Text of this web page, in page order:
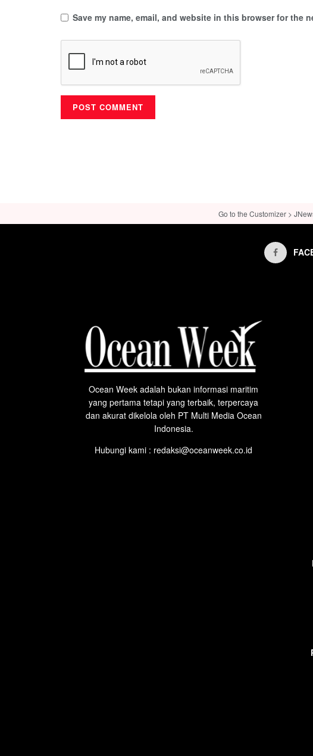
Save my name, email, and website in this browser for the
Go to the Customizer >
Ocean Week adalah bukan informasi maritim
yang pertama tetapi yang terbaik, terpercaya
dan akurat dikelola oleh PT Multi Media Ocean
Indonesia.
Hubungi kami : redaksi@oceanweek.co.id